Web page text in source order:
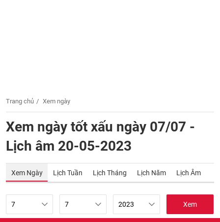
Trang chủ Xem ngày
Xem ngày tốt xấu ngày 07/07 -
Lịch âm 20-05-2023
Xem Ngày Lịch Tuần Lịch Tháng Lịch Năm Lịch Âm
Xem